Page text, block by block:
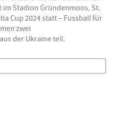
im Stadion Gründenmoos, St.
Cup 2024 statt – Fussball für
zwei
der Ukraine teil.